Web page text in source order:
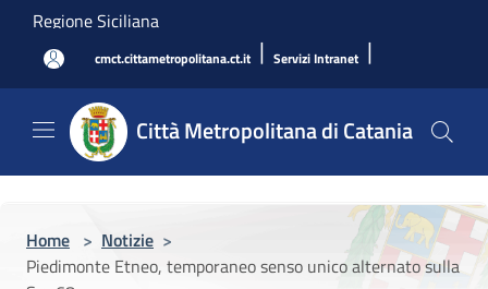
Salta al contenuto principale
Regione Siciliana
cmct.cittametropolitana.ct.it | Servizi Intranet |
Città Metropolitana di Catania
Home > Notizie >
Piedimonte Etneo, temporaneo senso unico alternato sulla